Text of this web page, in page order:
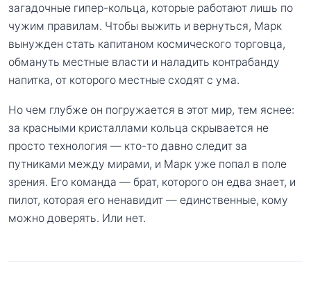
загадочные гипер-кольца, которые работают лишь по
чужим правилам. Чтобы выжить и вернуться, Марк
вынужден стать капитаном космического торговца,
обмануть местные власти и наладить контрабанду
напитка, от которого местные сходят с ума.
Но чем глубже он погружается в этот мир, тем яснее:
за красными кристаллами кольца скрывается не
просто технология — кто-то давно следит за
путниками между мирами, и Марк уже попал в поле
зрения. Его команда — брат, которого он едва знает, и
пилот, которая его ненавидит — единственные, кому
можно доверять. Или нет.